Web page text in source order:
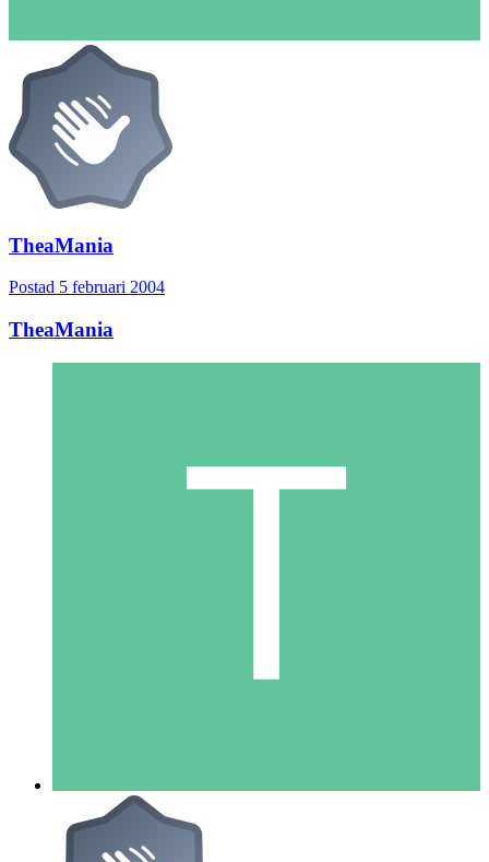
TheaMania
Postad 5 februari 2004
TheaMania